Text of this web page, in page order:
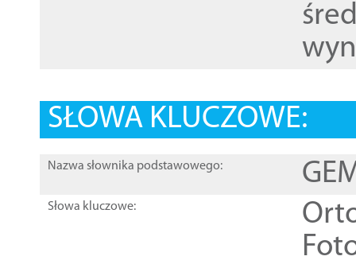
SŁOWA KLUCZOWE:
Nazwa słownika podstawowego:
Słowa kluczowe: